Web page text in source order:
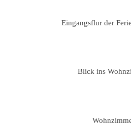
Eingangsflur der
Blick ins